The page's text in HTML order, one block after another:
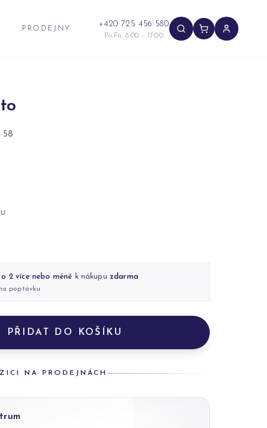
PRODEJNY +420 725 456 580
Po-Pá: 8:00 - 17:00
58
2 více nebo méně k nákupu zdarma
poptávku
PŘIDAT DO KOŠÍKU
NA PRODEJNÁCH